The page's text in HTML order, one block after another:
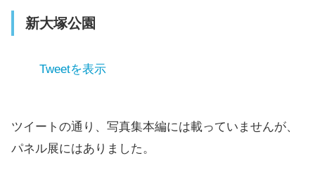
新大塚公園
Tweetを表示
ツイートの通り、写真集本編には載っていませんが、
パネル展にはありました。